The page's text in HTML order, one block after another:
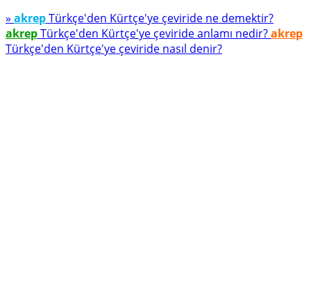
» akrepTürkçe'den Kürtçe'ye çeviride ne demektir?
akrepTürkçe'den Kürtçe'ye çeviride anlamı nedir?akrep
Türkçe'den Kürtçe'ye çeviride nasıl denir?